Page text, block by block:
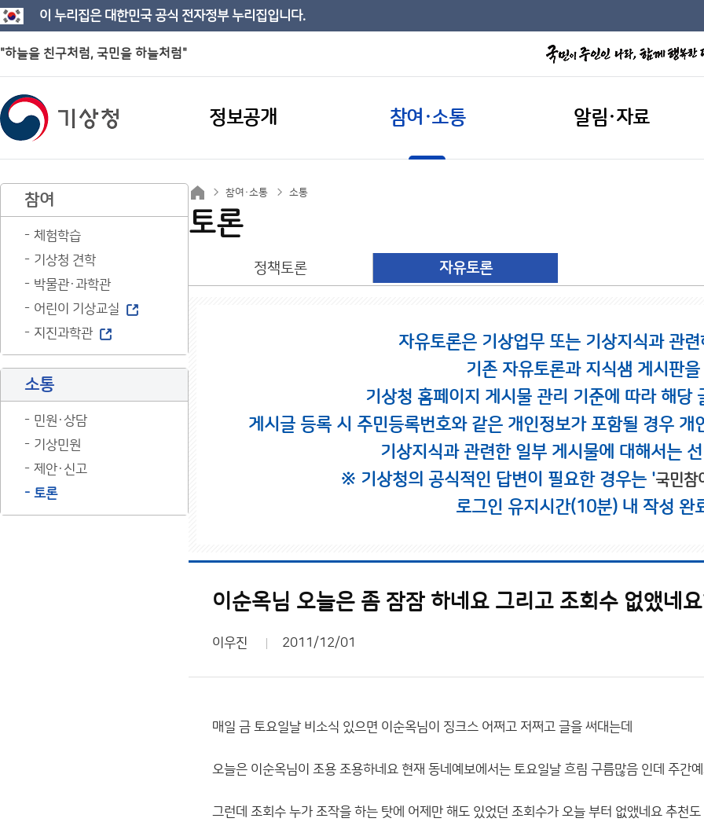
이 누리집은 대한민국 공식 전자정부 누리집입니다.
"하늘을 친구처럼, 국민을 하늘처럼"
정보공개 참여·소통 알림·자료
참여
체험학습
기상청 견학
박물관·과학관
어린이 기상교실
지진과학관
소통
민원·상담
기상민원
제안·신고
토론
참여·소통 소통
토론
정책토론 자유토론
자유토론은 기상업무 또는 기상지식과 관
기존 자유토론과 지식샘 게시판
기상청 홈페이지 게시물 관리 기준에 따라 해당
게시글 등록 시 주민등록번호와 같은 개인정보가 포함될 경우
기상지식과 관련한 일부 게시물에 대해서는
※ 기상청의 공식적인 답변이 필요한 경우는 '국민참
로그인 유지시간(10분) 내 작성 완
이순옥님 오늘은 좀 잠잠 하네요 그리고 조회수 없앴네
이우진 2011/12/01
매일 금 토요일날 비소식 있으면 이순옥님이 징크스 어쩌고 저쩌고 글을 써대는데
오늘은 이순옥님이 조용 조용하네요 현재 동네예보에서는 토요일날 흐림 구름많음 인데 주간
그런데 조회수 누가 조작을 하는 탓에 어제만 해도 있었던 조회수가 오늘 부터 없앴네요 추천